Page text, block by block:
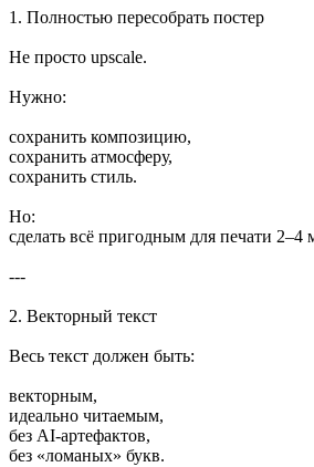
1. Полностью пересобрать постер
Не просто upscale.
Нужно:
сохранить композицию,
сохранить атмосферу,
сохранить стиль.
Но:
сделать всё пригодным для печати 2–4
---
2. Векторный текст
Весь текст должен быть:
векторным,
идеально читаемым,
без AI-артефактов,
без «ломаных» букв.